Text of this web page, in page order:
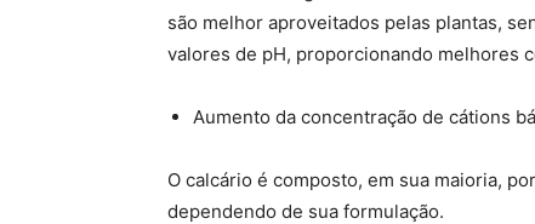
são melhor aproveitados pelas plantas,
valores de pH, proporcionando melhores
Aumento da concentração de cátions
O calcário é composto, em sua maioria,
dependendo de sua formulação.